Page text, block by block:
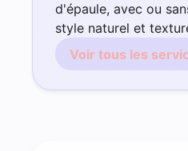
d'épaule, avec ou
style naturel et
Voir tous les